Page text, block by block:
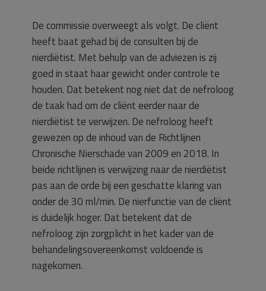
De commissie overweegt als volgt. De cliënt
heeft baat gehad bij de consulten bij de
nierdiëtist. Met behulp van de adviezen is zij
goed in staat haar gewicht onder controle te
houden. Dat betekent nog niet dat de nefroloog
de taak had om de cliënt eerder naar de
nierdiëtist te verwijzen. De nefroloog heeft
gewezen op de inhoud van de Richtlijnen
Chronische Nierschade van 2009 en 2018. In
beide richtlijnen is verwijzing naar de nierdiëtist
pas aan de orde bij een geschatte klaring van
onder de 30 ml/min. De nierfunctie van de cliënt
is duidelijk hoger. Dat betekent dat de
nefroloog zijn zorgplicht in het kader van de
behandelingsovereenkomst voldoende is
nagekomen.